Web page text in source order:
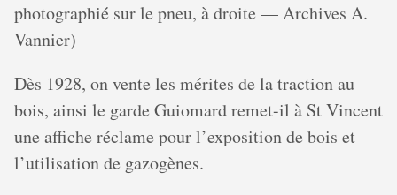
photographié sur le pneu, à droite — Archives A.
Vannier)
Dès 1928, on vente les mérites de la traction au
bois, ainsi le garde Guiomard remet-il à St Vincent
une affiche réclame pour l’exposition de bois et
l’utilisation de gazogènes.